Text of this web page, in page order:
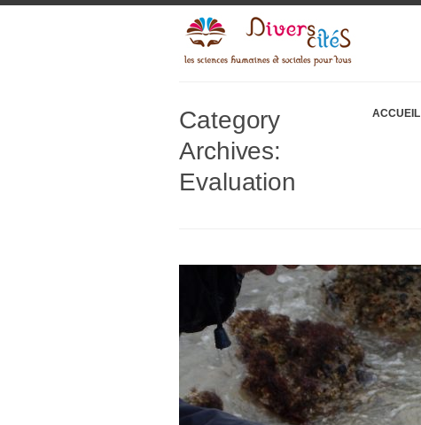
ACCUEIL
Category
Archives:
Evaluation